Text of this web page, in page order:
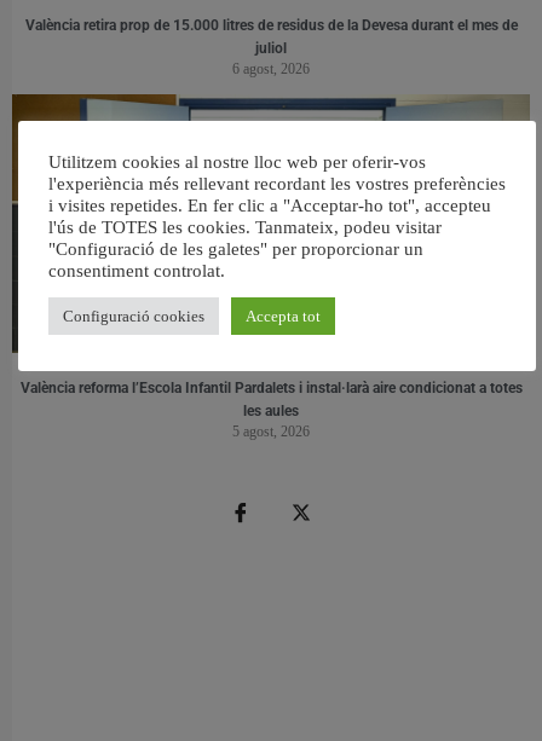
València retira prop de 15.000 litres de residus de la Devesa durant el mes de
juliol
6 agost, 2026
València reforma l’Escola Infantil Pardalets i instal·larà aire condicionat a totes
les aules
5 agost, 2026
Utilitzem cookies al nostre lloc web per oferir-vos
l'experiència més rellevant recordant les vostres preferències
i visites repetides. En fer clic a "Acceptar-ho tot", accepteu
l'ús de TOTES les cookies. Tanmateix, podeu visitar
"Configuració de les galetes" per proporcionar un
consentiment controlat.
Configuració cookies Accepta tot